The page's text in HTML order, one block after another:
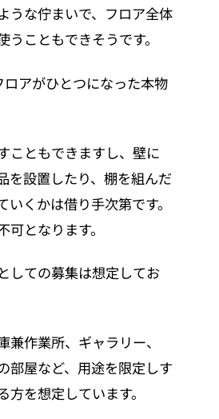
うな佇まいで、フロア全体
こともできそうです。
アがひとつになった本物
こともできますし、壁に
を設置したり、棚を組んだ
くかは借り手次第です。
となります。
しての募集は想定してお
作業所、ギャラリー、
部屋など、用途を限定しす
を想定しています。